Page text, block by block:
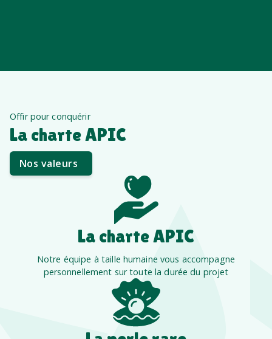
Offir pour conquérir
La charte APIC
Nos valeurs
La charte APIC
Notre équipe à taille humaine vous accompagne
personnellement sur toute la durée du projet